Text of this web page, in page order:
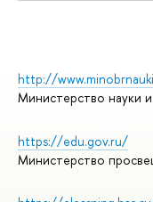
http://
Министерство науки
https://edu.gov.ru/
Министерство